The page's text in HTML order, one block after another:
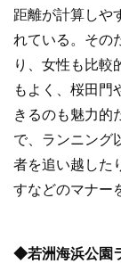
距離が計算しや
れている。その
り、女性も比較
もよく、桜田門
きるのも魅力的
で、ランニング
者を追い越した
すなどのマナー
◆若洲海浜公園